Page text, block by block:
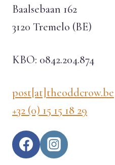
Baalsebaan 162
3120 Tremelo (BE)
KBO: 0842.204.874
post[at]theoddcrow.be
+32 (0) 15 15 18 29